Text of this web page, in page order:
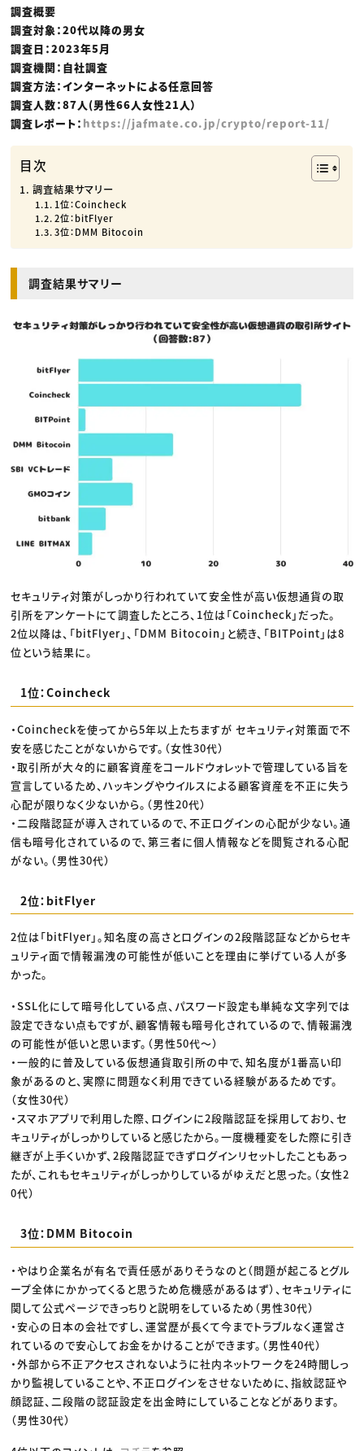
調査概要
調査対象：20代以降の男女
調査日：2023年5月
調査機関：自社調査
調査方法：インターネットによる任意回答
調査人数：87人(男性66人女性21人）
調査レポート： https://jafmate.co.jp/crypto/report-11/
目次
調査結果サマリー
1位：Coincheck
2位：bitFlyer
3位：DMM Bitocoin
調査結果サマリー
セキュリティ対策がしっかり行われていて安全性が高い仮想通貨の取
引所をアンケートにて調査したところ、1位は「Coincheck」だった。
2位以降は、「bitFlyer」、「DMM Bitocoin」と続き、「BITPoint」は8
位という結果に。
1位：Coincheck
・Coincheckを使ってから5年以上たちますが セキュリティ対策面で不
安を感じたことがないからです。（女性30代）
・取引所が大々的に顧客資産をコールドウォレットで管理している旨を
宣言しているため、ハッキングやウイルスによる顧客資産を不正に失う
心配が限りなく少ないから。（男性20代）
・二段階認証が導入されているので、不正ログインの心配が少ない。通
信も暗号化されているので、第三者に個人情報などを閲覧される心配
がない。（男性30代）
2位：bitFlyer
2位は「bitFlyer」。知名度の高さとログインの2段階認証などからセキ
ュリティ面で情報漏洩の可能性が低いことを理由に挙げている人が多
かった。
・SSL化にして暗号化している点、パスワード設定も単純な文字列では
設定できない点もですが、顧客情報も暗号化されているので、情報漏洩
の可能性が低いと思います。（男性50代〜）
・一般的に普及している仮想通貨取引所の中で、知名度が1番高い印
象があるのと、実際に問題なく利用できている経験があるためです。
（女性30代）
・スマホアプリで利用した際、ログインに2段階認証を採用しており、セ
キュリティがしっかりしていると感じたから。一度機種変をした際に引き
継ぎが上手くいかず、2段階認証できずログインリセットしたこともあっ
たが、これもセキュリティがしっかりしているがゆえだと思った。（女性2
0代）
3位：DMM Bitocoin
・やはり企業名が有名で責任感がありそうなのと（問題が起こるとグル
ープ全体にかかってくると思うため危機感があるはず）、セキュリティに
関して公式ページできっちりと説明をしているため（男性30代）
・安心の日本の会社ですし、運営歴が長くて今までトラブルなく運営さ
れているので安心してお金をかけることができます。（男性40代）
・外部から不正アクセスされないように社内ネットワークを24時間しっ
かり監視していることや、不正ログインをさせないために、指紋認証や
顔認証、二段階の認証設定を出金時にしていることなどがあります。
（男性30代）